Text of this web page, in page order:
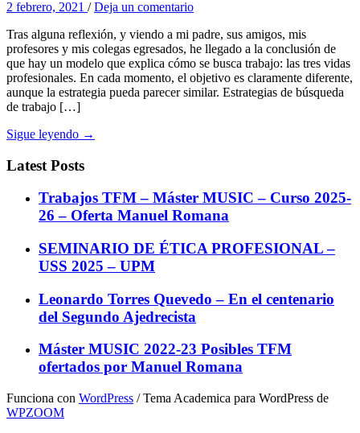
2 febrero, 2021 /Deja un comentario
Tras alguna reflexión, y viendo a mi padre, sus amigos, mis
profesores y mis colegas egresados, he llegado a la conclusión de
que hay un modelo que explica cómo se busca trabajo: las tres vidas
profesionales. En cada momento, el objetivo es claramente diferente,
aunque la estrategia pueda parecer similar. Estrategias de búsqueda
de trabajo […]
Sigue leyendo →
Latest Posts
Trabajos TFM – Máster MUSIC – Curso 2025-
26 – Oferta Manuel Romana
SEMINARIO DE ÉTICA PROFESIONAL –
USS 2025 – UPM
Leonardo Torres Quevedo – En el centenario
del Segundo Ajedrecista
Máster MUSIC 2022-23 Posibles TFM
ofertados por Manuel Romana
Funciona con WordPress / Tema Academica para WordPress de
WPZOOM